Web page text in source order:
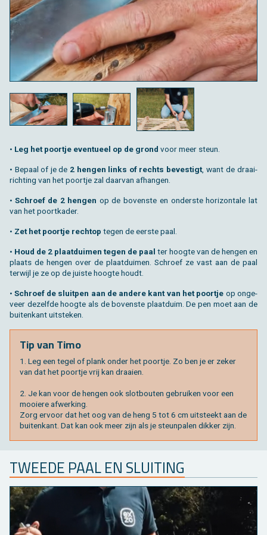
• Leg het poort­je even­tu­eel op de grond voor meer steun.
• Be­paal of je de 2 hen­gen links of rechts be­ves­tigt, want de draai­
rich­ting van het poort­je zal daar­van af­han­gen.
• Schroef de 2 hen­gen op de bo­ven­ste en on­der­ste ho­ri­zon­ta­le lat
van het poort­ka­der.
• Zet het poort­je recht­op tegen de eer­ste paal.
• Houd de 2 plaat­dui­men tegen de paal ter hoog­te van de hen­gen en
plaats de hen­gen over de plaat­dui­men. Schroef ze vast aan de paal
ter­wijl je ze op de juis­te hoog­te houdt.
• Schroef de sluit­pen aan de an­de­re kant van het poort­je op on­ge­
veer de­zelf­de hoog­te als de bo­ven­ste plaat­duim. De pen moet aan de
bui­ten­kant uit­ste­ken.
Tip van Timo
1. Leg een tegel of plank onder het poort­je. Zo ben je er zeker
van dat het poort­je vrij kan draai­en.
2. Je kan voor de hen­gen ook slot­bou­ten ge­brui­ken voor een
mooi­e­re af­wer­king.
Zorg er­voor dat het oog van de heng 5 tot 6 cm uit­steekt aan de
bui­ten­kant. Dat kan ook meer zijn als je steun­pa­len dik­ker zijn.
TWEE­DE PAAL EN SLUI­TING